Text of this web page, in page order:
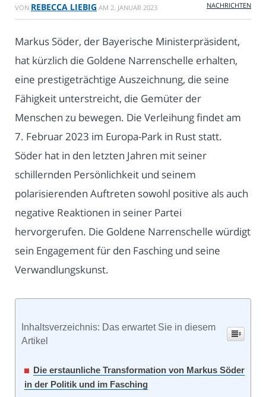
VON REBECCA LIEBIG AM 2. JANUAR 2023 NACHRICHTEN
Markus Söder, der Bayerische Ministerpräsident,
hat kürzlich die Goldene Narrenschelle erhalten,
eine prestigeträchtige Auszeichnung, die seine
Fähigkeit unterstreicht, die Gemüter der
Menschen zu bewegen. Die Verleihung findet am
7. Februar 2023 im Europa-Park in Rust statt.
Söder hat in den letzten Jahren mit seiner
schillernden Persönlichkeit und seinem
polarisierenden Auftreten sowohl positive als auch
negative Reaktionen in seiner Partei
hervorgerufen. Die Goldene Narrenschelle würdigt
sein Engagement für den Fasching und seine
Verwandlungskunst.
Inhaltsverzeichnis: Das erwartet Sie in diesem
Artikel
Die erstaunliche Transformation von Markus Söder
in der Politik und im Fasching